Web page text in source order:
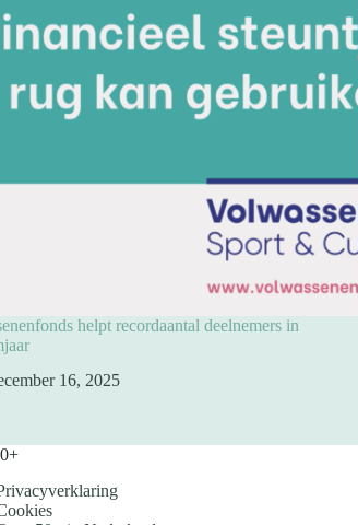
helpt recordaantal deelnemers in
16, 2025